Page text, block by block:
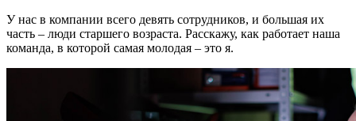
У нас в компании всего девять сотрудников, и большая их
часть – люди старшего возраста. Расскажу, как работает наша
команда, в которой самая молодая – это я.